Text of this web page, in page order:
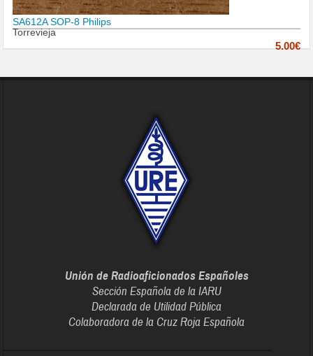
SA612A SOP-8 Philips
Torrevieja
5.00€
Unión de Radioaficionados Españoles
Sección Española de la IARU
Declarada de Utilidad Pública
Colaboradora de la Cruz Roja Española